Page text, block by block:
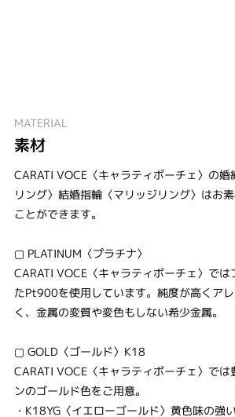
MATERIAL
素材
CARATI VOCE〈キャラティボーチェ〉の
リング〉結婚指輪〈マリッジリング〉はお
ことができます。
▢ PLATINUM〈プラチナ〉
CARATI VOCE〈キャラティボーチェ〉で
たPt900を使用しています。純度が高くア
く、金属の変質や変色もしない希少金属。
▢ GOLD〈ゴールド〉K18
CARATI VOCE〈キャラティボーチェ〉では
ンのゴールド色をご用意。
・K18YG〈イエローゴールド〉黄色味の強